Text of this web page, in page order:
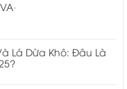
Lá Dừa Khô: Đâu Là